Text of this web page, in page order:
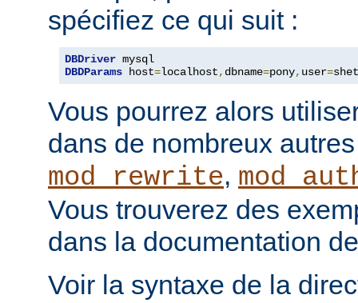
spécifiez ce qui suit :
DBDriver
DBDParams host=localhost, dbname=pony, user=
Vous pourrez alors
dans de nombreux
mod_rewrite,
Vous trouverez des
dans la documentation
Voir la syntaxe de la